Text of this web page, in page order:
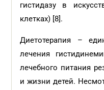
гистидазу в
клетках) [8].
Диетотерапия –
лечения
лечебного питания
и жизни детей.